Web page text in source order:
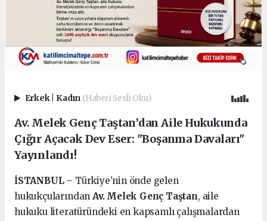
Erkek Kadın (Haberi Sesli Oku)
Av. Melek Genç Taştan’dan Aile Hukukunda
Çığır Açacak Dev Eser: "Boşanma Davaları"
Yayınlandı!
İSTANBUL– Türkiye’nin önde gelen
hukukçularından Av. Melek Genç Taştan, aile
hukuku literatüründeki en kapsamlı çalışmalardan